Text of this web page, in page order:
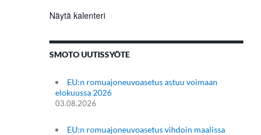
Näytä kalenteri
SMOTO UUTISSYÖTE
EU:n romuajoneuvoasetus astuu voimaan
elokuussa 2026
03.08.2026
EU:n romuajoneuvoasetus vihdoin maalissa